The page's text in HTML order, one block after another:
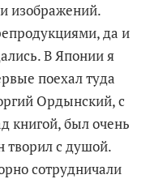
изображений.
да и
В Японии я
поехал туда
Ордынский, с
книгой, был очень
с душой.
сотрудничали